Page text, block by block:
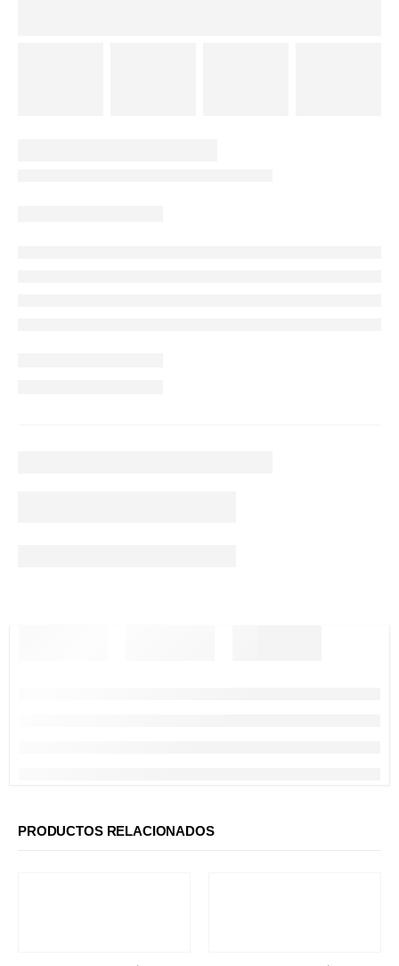
PRODUCTOS RELACIONADOS